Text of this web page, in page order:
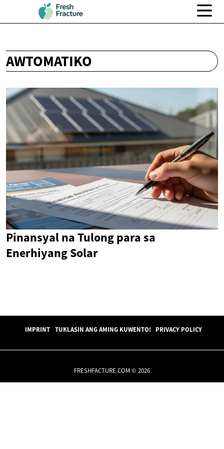
AWTOMATIKO
Pinansyal na Tulong para sa
Enerhiyang Solar
IMPRINT TUKLASIN ANG AMING KUWENTO! PRIVACY POLICY
FRESHFACTURE.COM © 2026